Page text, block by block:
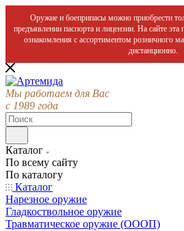
Оружие и боеприпасы можно приобрести
предъявлении паспорта и лицензии. На сайте эта
ознакомления с ассортиментом розничного
дистанционно.
Мы работаем для Вас
с 1989 года
Каталог
По всему сайту
По каталогу
Каталог
Нарезное оружие
Гладкоствольное оружие
Травматическое оружие (ОООП)